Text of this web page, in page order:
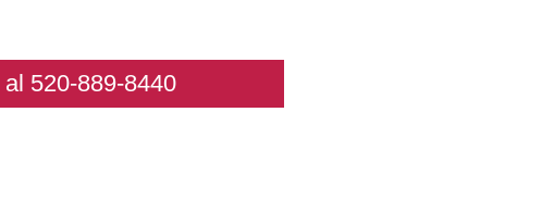
520-889-8440